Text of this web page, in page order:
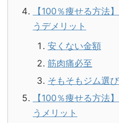
【100％痩せる方法
うデメリット
安くない金額
筋肉痛必至
そもそもジム選
【100％痩せる方法
うメリット